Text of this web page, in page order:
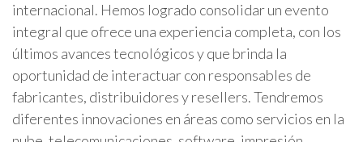
internacional. Hemos logrado consolidar un evento
integral que ofrece una experiencia completa, con los
últimos avances tecnológicos y que brinda la
oportunidad de interactuar con responsables de
fabricantes, distribuidores y resellers. Tendremos
diferentes innovaciones en áreas como servicios en la